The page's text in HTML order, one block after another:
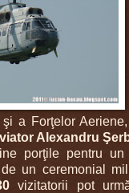
a Forţelor Aeriene,
Alexandru
porţile pentru un
un ceremonial
vizitatorii pot